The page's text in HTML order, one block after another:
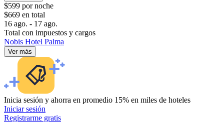
$599 por noche
$669 en total
16 ago. - 17 ago.
Total con impuestos y cargos
Nobis Hotel Palma
Ver más
Inicia sesión y ahorra en promedio 15% en miles de hoteles
Iniciar sesión
Registrarme gratis